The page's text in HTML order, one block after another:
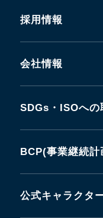
採用情報
会社情報
SDGs・ISOへの
BCP(事業継続
公式キャラクタ